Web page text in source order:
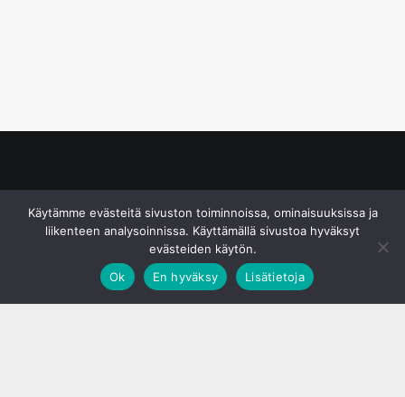
Käytämme evästeitä sivuston toiminnoissa, ominaisuuksissa ja
liikenteen analysoinnissa. Käyttämällä sivustoa hyväksyt
evästeiden käytön.
Ok
En hyväksy Lisätietoja